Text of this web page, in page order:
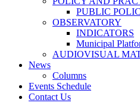
PUBLIC
OBSERVATORY
INDICATORS
Municipal
AUDIOVISUAL
News
Columns
Events Schedule
Contact Us